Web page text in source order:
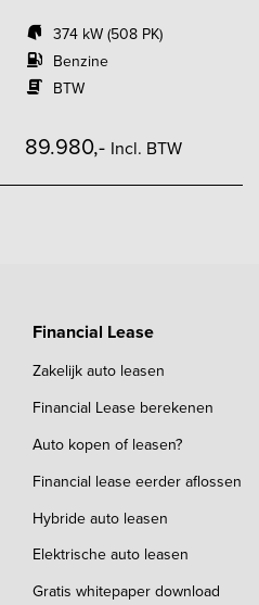
374 kW (508 PK)
Benzine
BTW
89.980,- Incl. BTW
Financial Lease
Zakelijk auto leasen
Financial Lease berekenen
Auto kopen of leasen?
Financial lease eerder aflossen
Hybride auto leasen
Elektrische auto leasen
Gratis whitepaper download